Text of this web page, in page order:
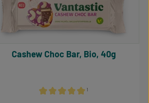
¹
Cashew Choc Bar, Bio, 40g